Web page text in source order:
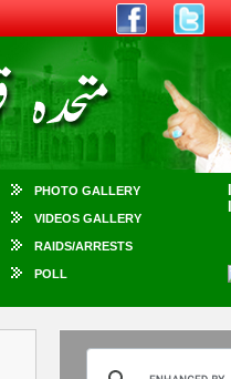
PHOTO GALLERY
VIDEOS GALLERY
RAIDS/ARRESTS
POLL